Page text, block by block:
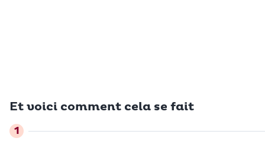
Et voici comment cela se fait